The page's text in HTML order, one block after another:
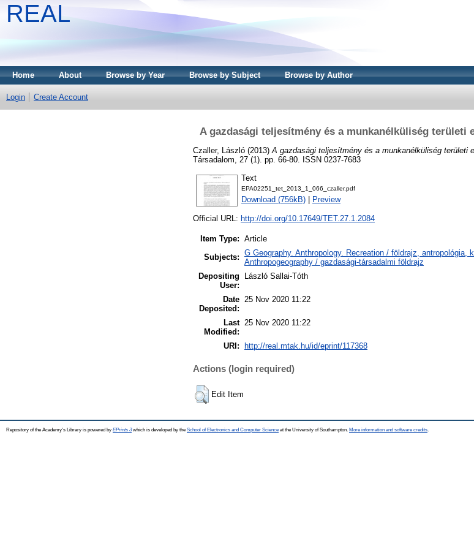
REAL
Home About Browse by Year Browse by Subject Browse by Author
Login Create Account
A gazdasági teljesítmény és a munkanélküliség területi
Czaller, László (2013) A gazdasági teljesítmény és a munkanélküliség területi
Társadalom, 27 (1). pp. 66-80. ISSN 0237-7683
Text
EPA02251_tet_2013_1_066_czaller.pdf
Download (756kB) Preview
Official URL: http://doi.org/10.17649/TET.27.1.2084
Item Type: Article
Subjects: G Geography. Anthropology. Recreation / földrajz, antropológia,
Anthropogeography / gazdasági-társadalmi földrajz
Depositing
User:
László Sallai-Tóth
Date
Deposited:
25 Nov 2020 11:22
Last
Modified:
25 Nov 2020 11:22
URI: http://real.mtak.hu/id/eprint/117368
Actions (login required)
Edit Item
Repository of the Academy's Library is powered by EPrints 3which is developed by the School of Electronics and Computer Science at the University of Southampton. More information and software credits